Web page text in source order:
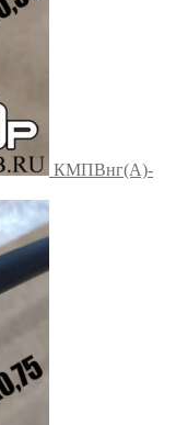
КМПВнг(А)-